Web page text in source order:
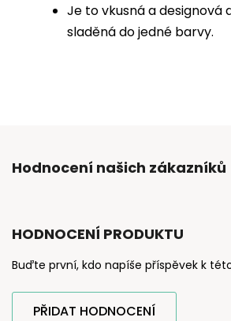
Je to vkusná a designová
sladěná do jedné barvy.
Hodnocení našich zákazníků
HODNOCENÍ PRODUKTU
Buďte první, kdo napíše příspěvek k
PŘIDAT HODNOCENÍ